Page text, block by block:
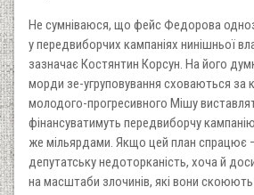
Не сумніваюся, що фейс Федорова
у передвиборчих кампаніях нинішньої
зазначає Костянтин Корсун. На його
морди зе-угруповування сховаються за
молодого-прогресивного Мішу
фінансуватимуть передвиборчу
же мільярдами. Якщо цей план спрацює
депутатську недоторканість, хоча й
на масштаби злочинів, які вони скоюють